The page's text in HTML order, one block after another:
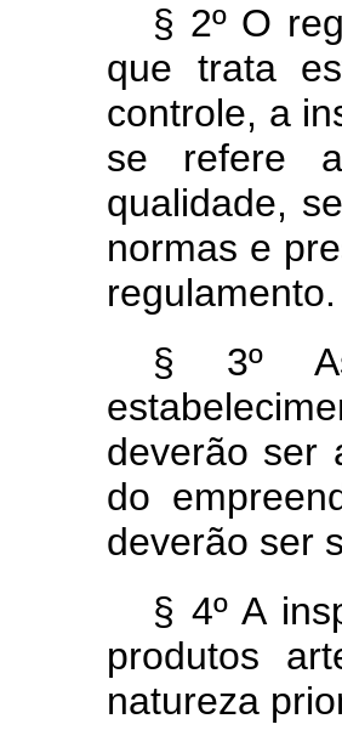
§ 2º O
que trata
controle, a
se refere
qualidade,
normas e
regulamento.
§ 3º
deverão ser
do
deverão ser
§ 4º A
produtos
natureza